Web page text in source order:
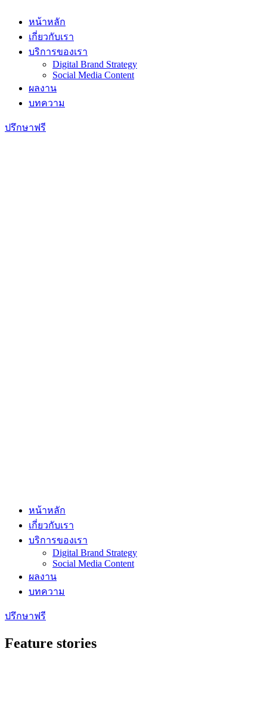
หน้าหลัก
เกี่ยวกับเรา
บริการของเรา
Digital Brand Strategy
Social Media Content
ผลงาน
บทความ
ปรึกษาฟรี
หน้าหลัก
เกี่ยวกับเรา
บริการของเรา
Digital Brand Strategy
Social Media Content
ผลงาน
บทความ
ปรึกษาฟรี
Feature stories